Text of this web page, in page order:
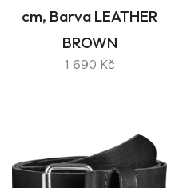
cm, Barva LEATHER
BROWN
1 690 Kč